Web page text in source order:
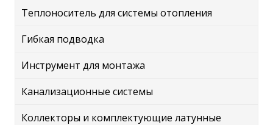
Теплоноситель для системы отопления
Гибкая подводка
Инструмент для монтажа
Канализационные системы
Коллекторы и комплектующие латунные